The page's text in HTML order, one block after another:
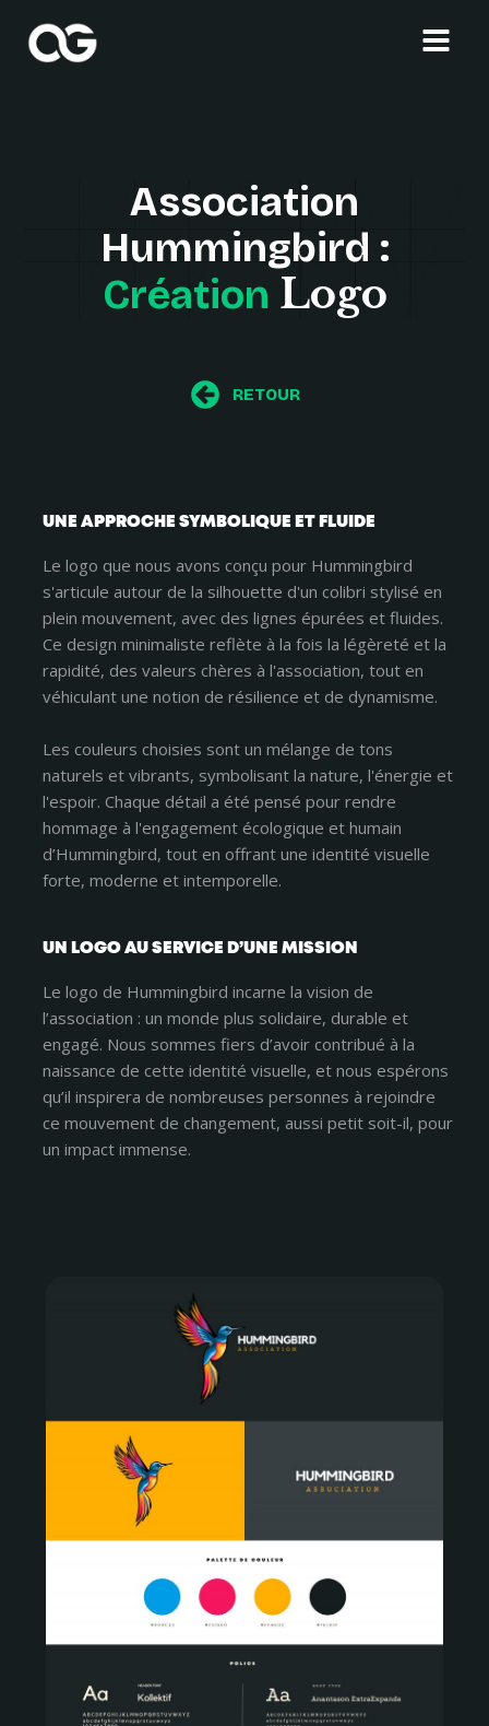
Association
Hummingbird :
Création Logo
RETOUR
UNE APPROCHE SYMBOLIQUE ET FLUIDE
Le logo que nous avons conçu pour Hummingbird
s'articule autour de la silhouette d'un colibri stylisé en
plein mouvement, avec des lignes épurées et fluides.
Ce design minimaliste reflète à la fois la légèreté et la
rapidité, des valeurs chères à l'association, tout en
véhiculant une notion de résilience et de dynamisme.
Les couleurs choisies sont un mélange de tons
naturels et vibrants, symbolisant la nature, l'énergie et
l'espoir. Chaque détail a été pensé pour rendre
hommage à l'engagement écologique et humain
d’Hummingbird, tout en offrant une identité visuelle
forte, moderne et intemporelle.
UN LOGO AU SERVICE D’UNE MISSION
Le logo de Hummingbird incarne la vision de
l’association : un monde plus solidaire, durable et
engagé. Nous sommes fiers d’avoir contribué à la
naissance de cette identité visuelle, et nous espérons
qu’il inspirera de nombreuses personnes à rejoindre
ce mouvement de changement, aussi petit soit-il, pour
un impact immense.